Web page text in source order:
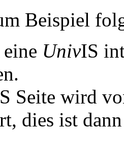
Beispiel
UnivIS
Seite wird
dies ist